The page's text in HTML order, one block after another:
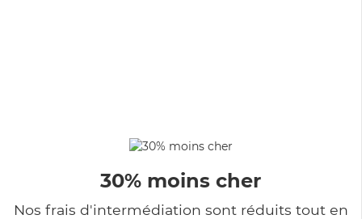
30% moins cher
Nos frais d'intermédiation sont réduits tout en